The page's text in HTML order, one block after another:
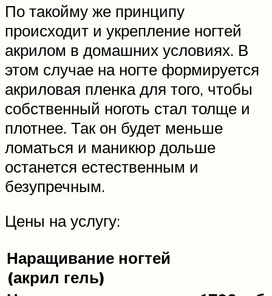
По такойму же принципу
происходит и укрепление ногтей
акрилом в домашних условиях. В
этом случае на ногте формируется
акриловая пленка для того, чтобы
собственный ноготь стал толще и
плотнее. Так он будет меньше
ломаться и маникюр дольше
останется естественным и
безупречным.
Цены на услугу:
Наращивание ногтей
(акрил гель)